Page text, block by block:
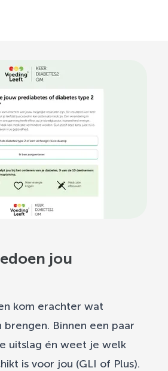
jou
kom erachter wat
brengen. Binnen een paar
uitslag én weet je welk
is voor jou (GLI of Plus).